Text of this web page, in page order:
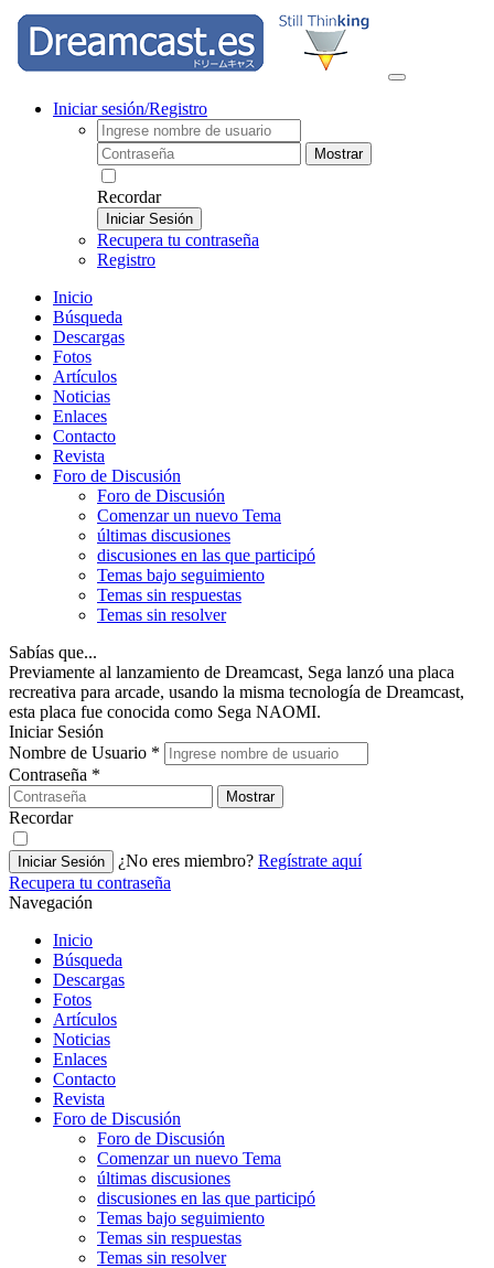
Iniciar sesión/Registro
Mostrar
Recordar
Iniciar Sesión
Recupera tu contraseña
Registro
Inicio
Búsqueda
Descargas
Fotos
Artículos
Noticias
Enlaces
Contacto
Revista
Foro de Discusión
Foro de Discusión
Comenzar un nuevo Tema
últimas discusiones
discusiones en las que participó
Temas bajo seguimiento
Temas sin respuestas
Temas sin resolver
Sabías que...
Previamente al lanzamiento de Dreamcast, Sega lanzó una placa
recreativa para arcade, usando la misma tecnología de Dreamcast,
esta placa fue conocida como Sega NAOMI.
Iniciar Sesión
Nombre de Usuario *
Contraseña *
Mostrar
Recordar
Iniciar Sesión ¿No eres miembro? Regístrate aquí
Recupera tu contraseña
Navegación
Inicio
Búsqueda
Descargas
Fotos
Artículos
Noticias
Enlaces
Contacto
Revista
Foro de Discusión
Foro de Discusión
Comenzar un nuevo Tema
últimas discusiones
discusiones en las que participó
Temas bajo seguimiento
Temas sin respuestas
Temas sin resolver